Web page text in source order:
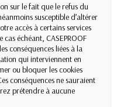
sur le fait que le refus du
susceptible d’altérer
accès à certains services
échéant, CASEPROOF
conséquences liées à la
qui interviennent en
ou bloquer les cookies
conséquences ne sauraient
prétendre à aucune